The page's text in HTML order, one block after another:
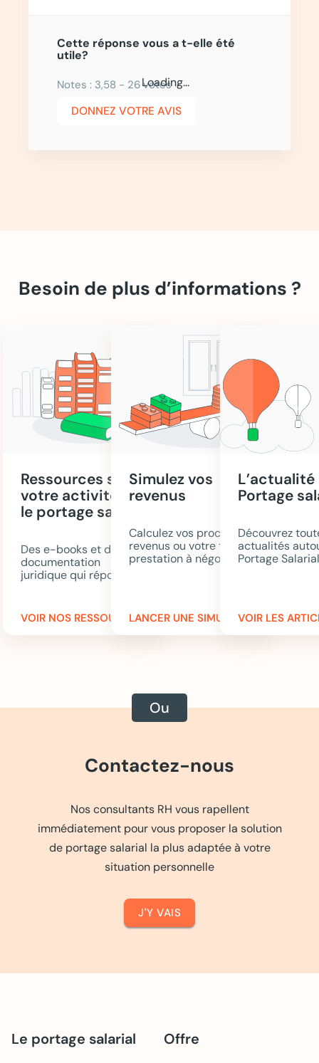
Cette réponse vous a t-elle été
utile?
Notes : 3,58 - 26 votes
DONNEZ VOTRE AVIS
Loading...
Besoin de plus d’informations ?
Ressources sur
votre activité et
le portage salarial
Des e-books et de la
documentation
juridique qui répondent
VOIR NOS RESSOURCES
Simulez vos
revenus
Calculez vos prochains
revenus ou votre tarif de
prestation à négocier.
LANCER UNE SIMULATION
Portage
Découvrez
actualités
Portage
VOIR LES
Contactez-nous
Nos consultants RH vous rapellent
immédiatement pour vous proposer la solution
de portage salarial la plus adaptée à votre
situation personnelle
J'Y VAIS
Le portage salarial Offre